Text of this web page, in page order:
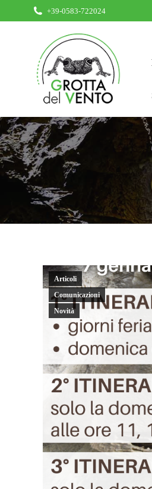
+39-0583-722024
Articoli
Comunicazioni
Novità